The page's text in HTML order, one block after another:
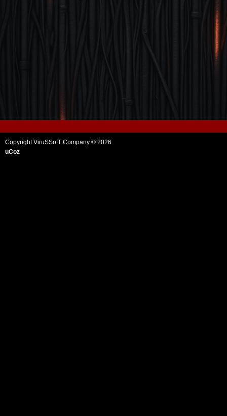
Copyright ViruSSofT Company © 2026
uCoz